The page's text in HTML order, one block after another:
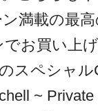
満載の最
お買い上
スペシャ
~